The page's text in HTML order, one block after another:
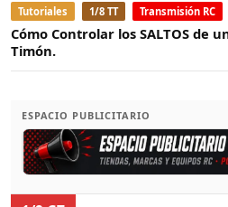
Tutoriales 1/8 TT Transmisión RC
Cómo Controlar los SALTOS de
Timón.
ESPACIO PUBLICITARIO